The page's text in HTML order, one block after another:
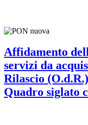
Affidamento
servizi da
Rilascio
Quadro siglato